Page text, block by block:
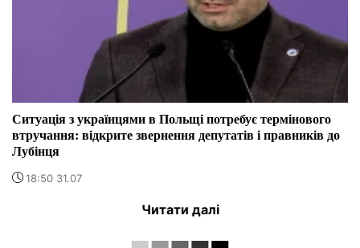
Ситуація з українцями в Польщі потребує термінового
втручання: відкрите звернення депутатів і правників до
Лубінця
18:50 31.07
Читати далі